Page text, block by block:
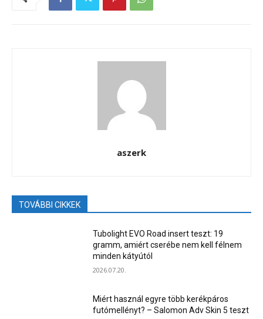
aszerk
TOVÁBBI CIKKEK
Tubolight EVO Road insert teszt: 19
gramm, amiért cserébe nem kell félnem
minden kátyútól
2026.07.20.
Miért használ egyre több kerékpáros
futómellényt? – Salomon Adv Skin 5 teszt